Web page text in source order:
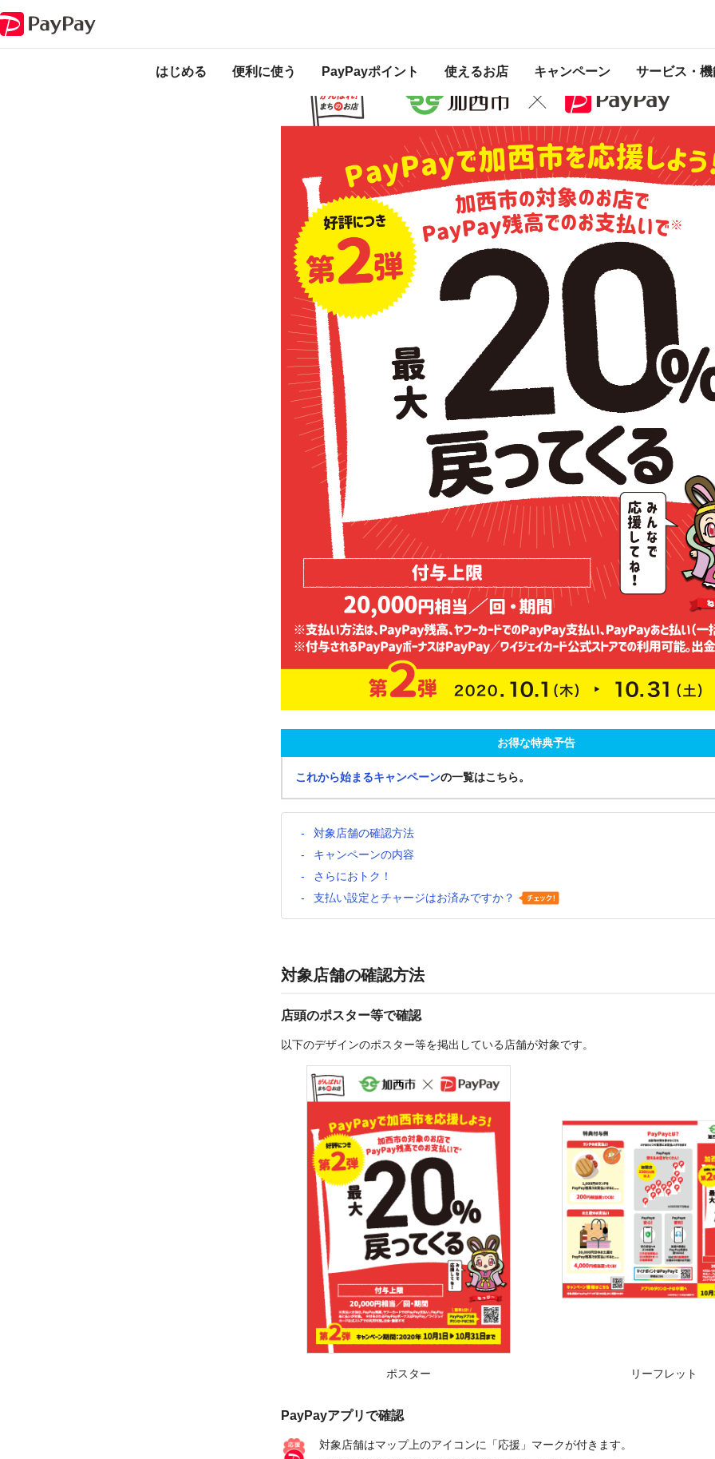
はじめる 便利に使う PayPayポイント 使えるお店 キャンペーン サービス・
ります。
お得な特典予告
これから始まるキャンペーンの一覧はこちら。
対象店舗の確認方法
キャンペーンの内容
さらにおトク！
支払い設定とチャージはお済みですか？
対象店舗の確認方法
店頭のポスター等で確認
以下のデザインのポスター等を掲出している店舗が対象です。
ポスター リーフレット
PayPayアプリで確認
対象店舗はマップ上のアイコンに「応援」マークが付きます。